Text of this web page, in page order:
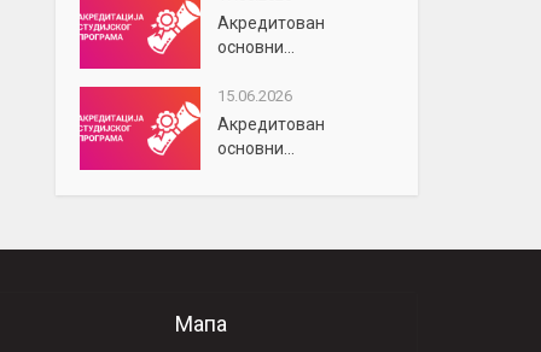
Акредитован
основни...
15.06.2026
Акредитован
основни...
Мапа